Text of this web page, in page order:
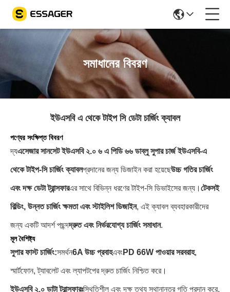
সমাধানের বিবরণ
ইউএসবি এ থেকে টাইপ সি ডেটা চার্জিং ক্যাবল
পণ্যের সংক্ষিপ্ত বিবরণ
দ্যএসেজার সানসেট ইউএসবি ২.০ ৬ এ পিডি ৬৬ ডাব্লু সুপার চার্জ ইউএসবি-এ
থেকে টাইপ-সি চার্জিং ক্যাবলপ্রদানের জন্য ডিজাইন করা হয়েছেউচ্চ গতির চার্জিং
এবং দক্ষ ডেটা ট্রান্সফারএর সাথে বিভিন্ন ধরণের টাইপ-সি ডিভাইসের জন্য। টেকসই
বিল্ডিং, উন্নত চার্জিং ক্ষমতা এবং স্টাইলিশ ডিজাইন, এই ক্যাবল ব্যবহারকারীদের
জন্য একটি আদর্শ পছন্দদ্রুত এবং নির্ভরযোগ্য চার্জিং সমাধান.
মূল বৈশিষ্ট্য
সুপার ফাস্ট চার্জিং:সমর্থন6A উচ্চ প্রবাহএবংPD 66W পাওয়ার সরবরাহ,
স্মার্টফোন, ট্যাবলেট এবং ল্যাপটপের দ্রুত চার্জিং নিশ্চিত করে।
ইউএসবি ২.০ ডাটা ট্রান্সফারঃস্থিতিশীল এবং দক্ষ তথ্য স্থানান্তর গতি প্রদান করে,